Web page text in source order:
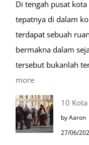
hari
Di tengah pusat
tepatnya di dalam
terdapat sebuah
bermakna dalam
tersebut bukanlah
more:
Tiga
Makam
Mulia
10
by Aaron
27/06/